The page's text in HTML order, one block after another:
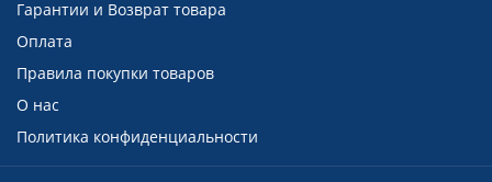
Гарантии и Возврат товара
Оплата
Правила покупки товаров
О нас
Политика конфиденциальности